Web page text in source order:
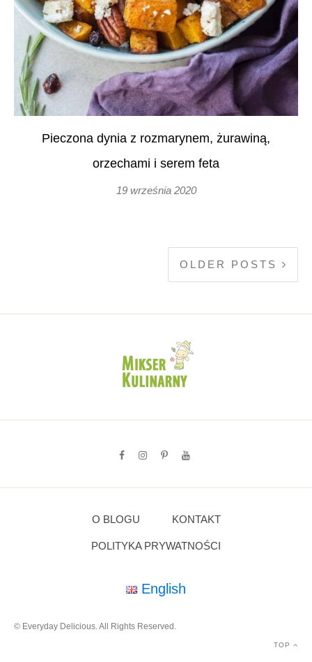
Pieczona dynia z rozmarynem, żurawiną,
orzechami i serem feta
19 września 2020
OLDER POSTS
O BLOGU KONTAKT
POLITYKA PRYWATNOŚCI
English
© Everyday Delicious. All Rights Reserved.
TOP